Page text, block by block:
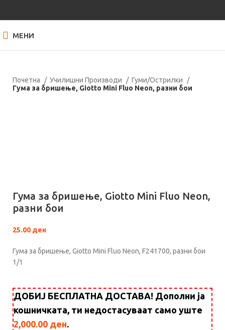
МЕНИ
Почетна Училишни Производи
Гуми/Острилки
Гума за бришење, Giotto Mini Fluo Neon, разни бои
Гума за бришење, Giotto Mini Fluo Neon,
разни бои
25.00 ден
Гума за бришење, Giotto Mini Fluo Neon, F241700, разни бои
1/1
ДОБИЈ БЕСПЛАТНА ДОСТАВА! Дополни ја
кошничката, ти недостасуваат само уште
2,000.00 ден.